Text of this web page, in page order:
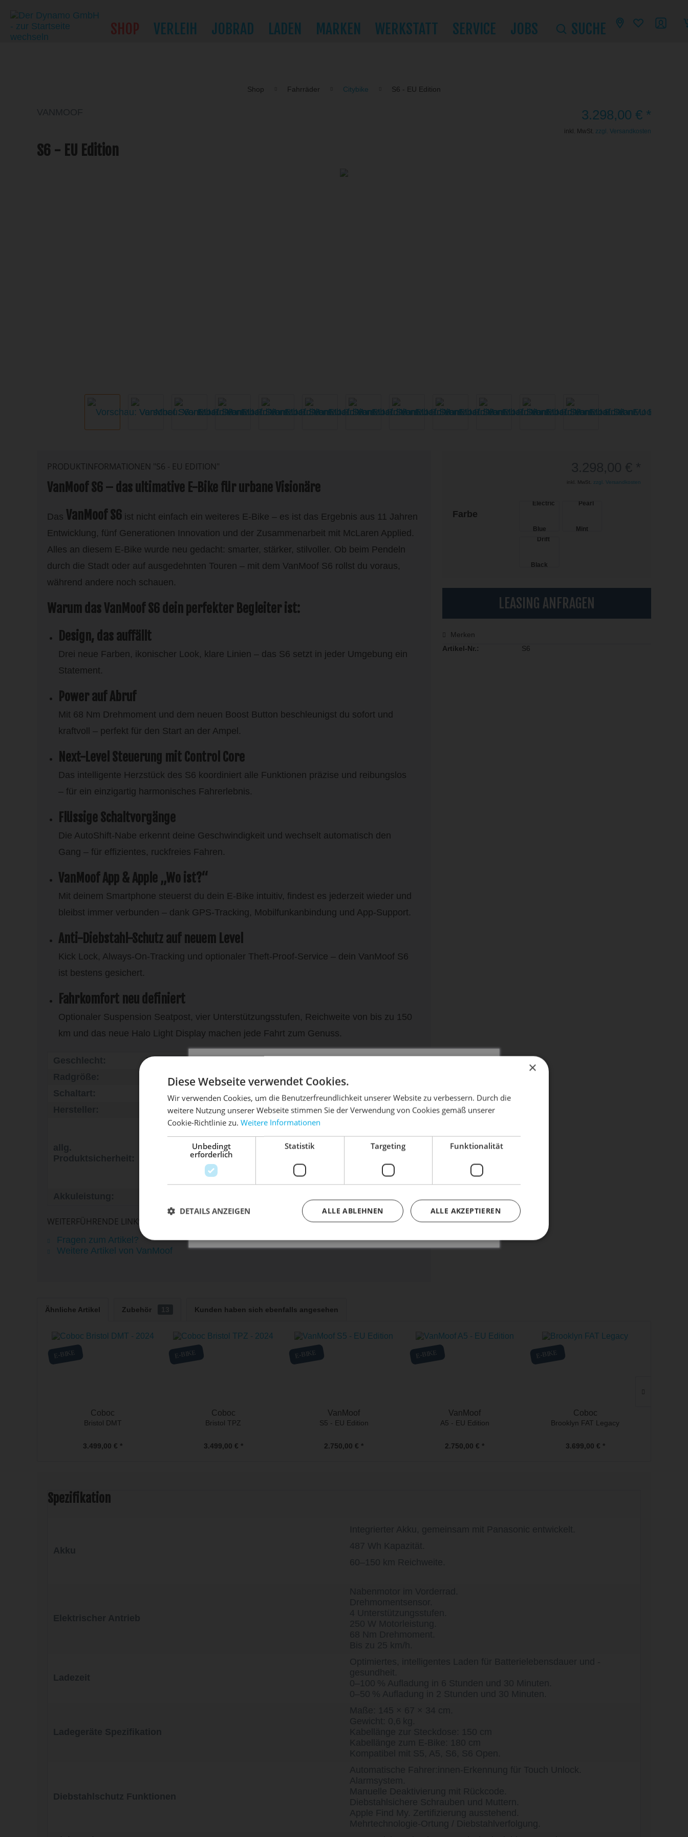
SHOP VERLEIH JOBRAD LADEN MARKEN WERKSTATT SERVICE JOBS SUCHE
Shop Fahrräder Citybike S6 - EU Edition
VANMOOF
S6 - EU Edition
3.298,00 € *
inkl. MwSt. zzgl. Versandkosten
inkl. MwSt. zzgl. Versandkosten
Farbe
LEASING ANFRAGEN
Merken
Artikel-Nr.:
S6
PRODUKTINFORMATIONEN "S6 - EU EDITION"
VanMoof S6 – das ultimative E-Bike für urbane Visionäre
Das VanMoof S6 ist nicht einfach ein weiteres E-Bike – es ist das Ergebnis aus 11 Jahren
Entwicklung, fünf Generationen Innovation und der Zusammenarbeit mit McLaren Applied.
Alles an diesem E-Bike wurde neu gedacht: smarter, stärker, stilvoller. Ob beim Pendeln
durch die Stadt oder auf ausgedehnten Touren – mit dem VanMoof S6 rollst du voraus,
während andere noch schauen.
Warum das VanMoof S6 dein perfekter Begleiter ist:
Design, das auffällt
Drei neue Farben, ikonischer Look, klare Linien – das S6 setzt in jeder Umgebung ein
Statement.
Power auf Abruf
Mit 68 Nm Drehmoment und dem neuen Boost Button beschleunigst du sofort und
kraftvoll – perfekt für den Start an der Ampel.
Next-Level Steuerung mit Control Core
Das intelligente Herzstück des S6 koordiniert alle Funktionen präzise und reibungslos
– für ein einzigartig harmonisches Fahrerlebnis.
Flüssige Schaltvorgänge
Die AutoShift-Nabe erkennt deine Geschwindigkeit und wechselt automatisch den
Gang – für effizientes, ruckfreies Fahren.
VanMoof App & Apple „Wo ist?“
Mit deinem Smartphone steuerst du dein E-Bike intuitiv, findest es jederzeit wieder und
bleibst immer verbunden – dank GPS-Tracking, Mobilfunkanbindung und App-Support.
Anti-Diebstahl-Schutz auf neuem Level
Kick Lock, Always-On-Tracking und optionaler Theft-Proof-Service – dein VanMoof S6
ist bestens gesichert.
Fahrkomfort neu definiert
Optionaler Suspension Seatpost, vier Unterstützungsstufen, Reichweite von bis zu 150
km und das neue Halo Light Display machen jede Fahrt zum Genuss.
Geschlecht:
Damen, Herren
27,5 Zoll
Schaltart:
Kettenschaltung
Vanmoof
allg.
Produktsicherheit:
VANMOOF
NETHERLANDS B.V.,
Looiersdwarsstraat 9,
1017TZ Amsterdam,
https://help.vanmoof.com
WEITERFÜHRENDE LINKS ZU "S6 - EU EDITION"
Fragen zum Artikel?
Weitere Artikel von VanMoof
Ähnliche Artikel Zubehör 13 Kunden haben sich ebenfalls angesehen
E-BIKE
Coboc
Bristol DMT
3.499,00 € *
E-BIKE
Coboc
Bristol TPZ
3.499,00 € *
E-BIKE
VanMoof
S5 - EU Edition
2.750,00 € *
E-BIKE
VanMoof
A5 - EU Edition
2.750,00 € *
E-BIKE
Coboc
Brooklyn FAT Legacy
3.699,00 € *
Spezifikation
Akku
Integrierter Akku, gemeinsam mit Panasonic entwickelt.
487 Wh Kapazität.
60–150 km Reichweite.
Ladezeit
Optimiertes, intelligentes Laden für Batterielebensdauer und -
gesundheit.
0–100 % Aufladung in 6 Stunden und 30 Minuten.
0–50 % Aufladung in 2 Stunden und 30 Minuten.
Diebstahlschutz Funktionen
Automatische Fahrer:innen-Erkennung für Touch Unlock.
Alarmsystem.
Manuelle Deaktivierung mit Rückcode.
Diebstahlsichere Schrauben und Muttern.
Apple Find My. Zertifizierung ausstehend.
Mehrtechnologie-Ortung / Diebstahlverfolgung.
DIE SONNE LACHT, DEIN RAD ERWACHT
Mach dein Bike frühlingsfit - gönn ihm den Service, den es verdient!
Dein Bike braucht Service, Wartung oder ein Update?
×
Diese Webseite verwendet Cookies.
Wir verwenden Cookies, um die Benutzerfreundlichkeit unserer Website zu verbessern. Durch die
weitere Nutzung unserer Webseite stimmen Sie der Verwendung von Cookies gemäß unserer
Cookie-Richtlinie zu. Weitere Informationen
Unbedingt
erforderlich
Statistik Targeting Funktionalität
ALLE AKZEPTIEREN
ALLE ABLEHNEN
DETAILS ANZEIGEN